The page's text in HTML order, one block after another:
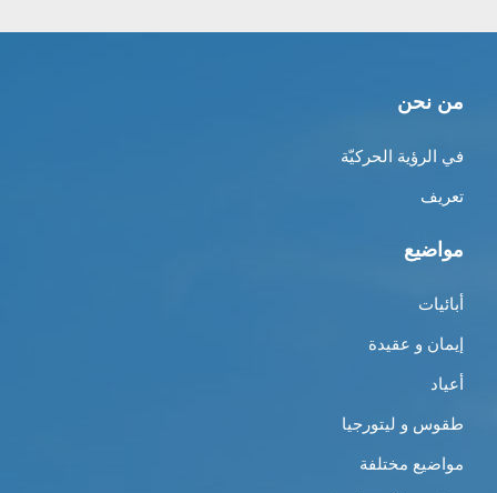
من نحن
في الرؤية الحركيّة
تعريف
مواضيع
أبائيات
إيمان و عقيدة
أعياد
طقوس و ليتورجيا
مواضيع مختلفة